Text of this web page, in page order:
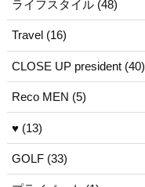
ライフスタイル (48)
Travel (16)
CLOSE UP president (40)
Reco MEN (5)
♥ (13)
GOLF (33)